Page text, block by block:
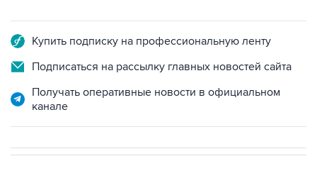
Купить подписку на профессиональную ленту
Подписаться на рассылку главных новостей сайта
Получать оперативные новости в официальном
канале